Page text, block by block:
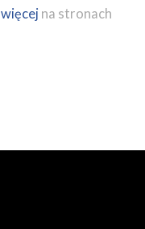
więcej na stronach